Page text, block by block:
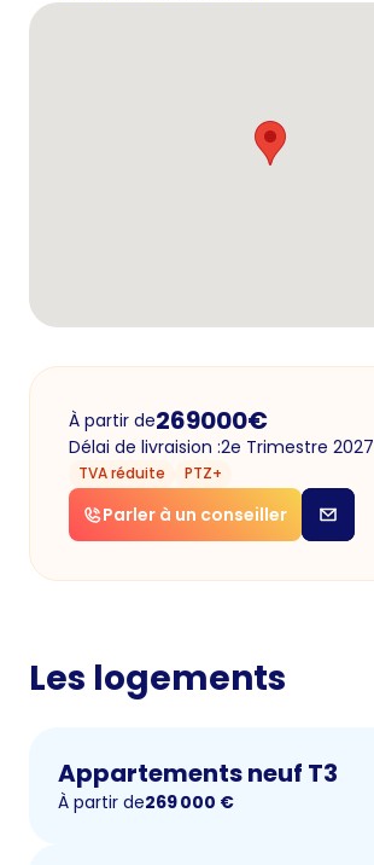
À partir de269000€
Délai de livraision :2e Trimestre 2027
TVA réduite PTZ+
Parler à un conseiller
Les logements
Appartements neuf T3
À partir de269 000 €